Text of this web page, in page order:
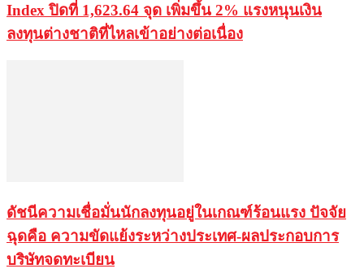
Index ปิดที่ 1,623.64 จุด เพิ่มขึ้น 2% แรงหนุนเงิน
ลงทุนต่างชาติที่ไหลเข้าอย่างต่อเนื่อง
ดัชนีความเชื่อมั่นนักลงทุนอยู่ในเกณฑ์ร้อนแรง ปัจจัย
ฉุดคือ ความขัดแย้งระหว่างประเทศ-ผลประกอบการ
บริษัทจดทะเบียน